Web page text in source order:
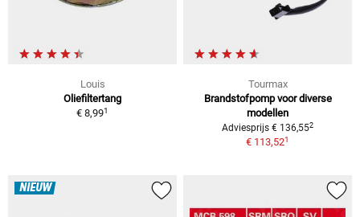
Louis
Oliefiltertang
€ 8,991
Tourmax
Brandstofpomp voor diverse
modellen
Adviesprijs € 136,552
€ 113,521
NIEUW